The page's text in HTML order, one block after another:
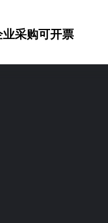
业采购可开票